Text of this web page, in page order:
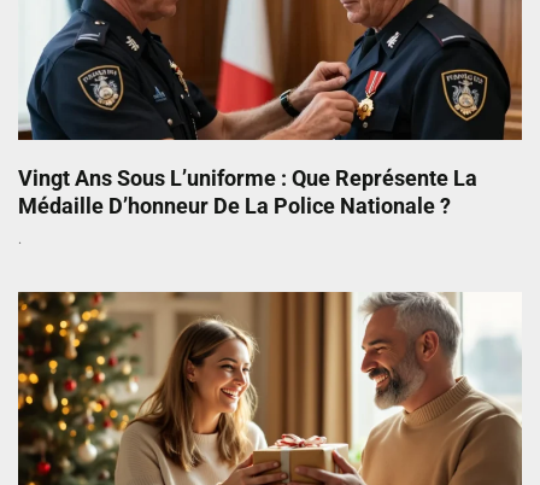
Vingt Ans Sous L’uniforme : Que Représente La
Médaille D’honneur De La Police Nationale ?